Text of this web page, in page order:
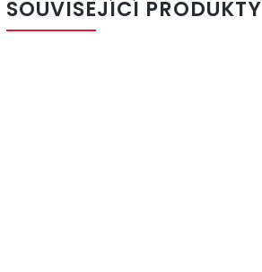
SOUVISEJÍCÍ PRODUKTY